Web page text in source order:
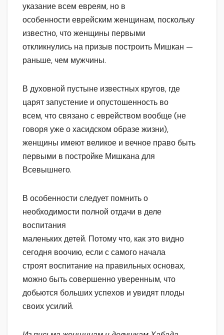
указание всем евреям, но в
особенности еврейским женщинам, поскольку
известно, что женщины первыми
откликнулись на призыв построить Мишкан —
раньше, чем мужчины.
В духовной пустыне известных кругов, где
царят запустение и опустошенность во
всем, что связано с еврейством вообще (не
говоря уже о хасидском образе жизни),
женщины имеют великое и вечное право быть
первыми в постройке Мишкана для
Всевышнего.
В особенности следует помнить о
необходимости полной отдачи в деле
воспитания
маленьких детей. Потому что, как это видно
сегодня воочию, если с самого начала
строят воспитание на правильных основах,
можно быть совершенно уверенным, что
добьются больших успехов и увидят плоды
своих усилий.